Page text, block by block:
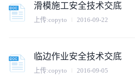
滑模施工安全技术交底
上传:copyto 2016-09-22
临边作业安全技术交底
上传:copyto 2016-09-05